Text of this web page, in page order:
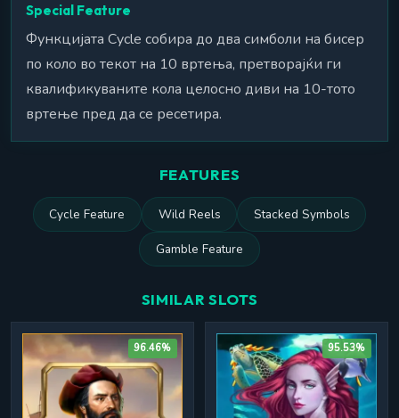
Special Feature
Функцијата Cycle собира до два симболи на бисер
по коло во текот на 10 вртења, претворајќи ги
квалификуваните кола целосно диви на 10-тото
вртење пред да се ресетира.
FEATURES
Cycle Feature Wild Reels Stacked Symbols
Gamble Feature
SIMILAR SLOTS
96.46% 95.53%